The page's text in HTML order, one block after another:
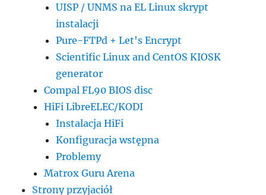
UISP / UNMS na EL Linux skrypt
instalacji
Pure-FTPd + Let's Encrypt
Scientific Linux and CentOS KIOSK
generator
Compal FL90 BIOS disc
HiFi LibreELEC/KODI
Instalacja HiFi
Konfiguracja wstępna
Problemy
Matrox Guru Arena
Strony przyjaciół